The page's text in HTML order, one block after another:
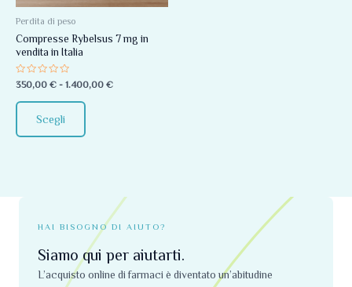
Perdita di peso
Compresse Rybelsus 7 mg in
vendita in Italia
Valutato
0
su
5
350,00 € - 1.400,00 €
Scegli
possono
scelte
del
HAI BISOGNO DI AIUTO?
Siamo qui per aiutarti.
L’acquisto online di farmaci è diventato un’abitudine